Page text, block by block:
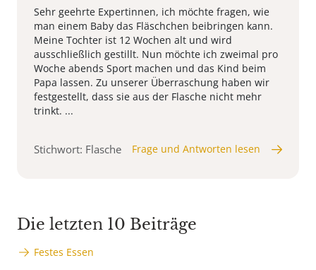
Sehr geehrte Expertinnen, ich möchte fragen, wie
man einem Baby das Fläschchen beibringen kann.
Meine Tochter ist 12 Wochen alt und wird
ausschließlich gestillt. Nun möchte ich zweimal pro
Woche abends Sport machen und das Kind beim
Papa lassen. Zu unserer Überraschung haben wir
festgestellt, dass sie aus der Flasche nicht mehr
trinkt. ...
Stichwort: Flasche Frage und Antworten lesen
Die letzten 10 Beiträge
Festes Essen